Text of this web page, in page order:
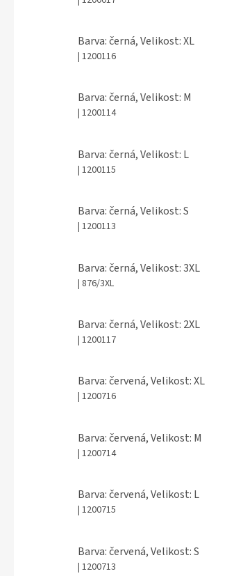
Barva: černá, Velikost: XL
| 1200116
Barva: černá, Velikost: M
| 1200114
Barva: černá, Velikost: L
| 1200115
Barva: černá, Velikost: S
| 1200113
Barva: černá, Velikost: 3XL
| 876/3XL
Barva: černá, Velikost: 2XL
| 1200117
Barva: červená, Velikost: XL
| 1200716
Barva: červená, Velikost: M
| 1200714
Barva: červená, Velikost: L
| 1200715
Barva: červená, Velikost: S
| 1200713